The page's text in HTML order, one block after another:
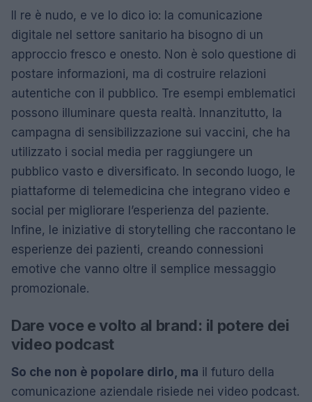
Il re è nudo, e ve lo dico io: la comunicazione
digitale nel settore sanitario ha bisogno di un
approccio fresco e onesto. Non è solo questione di
postare informazioni, ma di costruire relazioni
autentiche con il pubblico. Tre esempi emblematici
possono illuminare questa realtà. Innanzitutto, la
campagna di sensibilizzazione sui vaccini, che ha
utilizzato i social media per raggiungere un
pubblico vasto e diversificato. In secondo luogo, le
piattaforme di telemedicina che integrano video e
social per migliorare l’esperienza del paziente.
Infine, le iniziative di storytelling che raccontano le
esperienze dei pazienti, creando connessioni
emotive che vanno oltre il semplice messaggio
promozionale.
Dare voce e volto al brand: il potere dei
video podcast
So che non è popolare dirlo, ma il futuro della
comunicazione aziendale risiede nei video podcast.